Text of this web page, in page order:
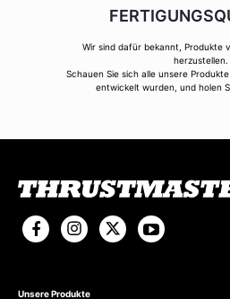
Wir sind dafür bekannt, Produkte
herzustellen.
Schauen Sie sich alle unsere
entwickelt wurden, und holen
Unsere Produkte